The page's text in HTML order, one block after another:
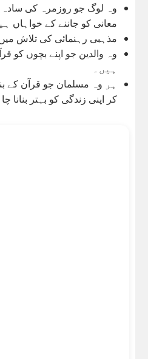
وہ لوگ جو روزمرہ کی سادہ
معانی کو جاننے کے خواہاں
مذہبی رہنمائی کی تلاش میں
وہ والدین جو اپنے بچوں کو
ہیں۔
ہر وہ مسلمان جو قرآن کے
کر اپنی زندگی کو بہتر بنانا